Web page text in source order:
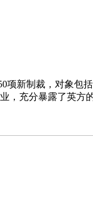
制裁，对象包括
充分暴露了英方